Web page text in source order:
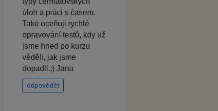
úloh a práci s časem.
Také oceňuji rychlé
opravování testů, kdy už
jsme hned po kurzu
věděli, jak jsme
dopadli.:) Jana
odpovědět